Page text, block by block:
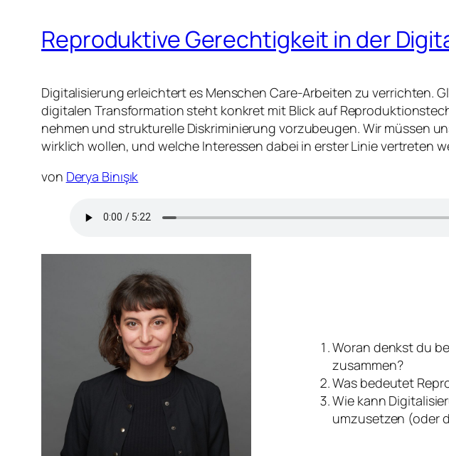
Reproduktive Gerechtigkeit in der
Digitalisierung erleichtert es Menschen Care-Arbeiten zu verrichten.
digitalen Transformation steht konkret mit Blick auf
nehmen und strukturelle Diskriminierung vorzubeugen. Wir müssen
wirklich wollen, und welche Interessen dabei in erster Linie vertreten
von Derya Binışık
Woran denkst du
zusammen?
Was bedeutet
Wie kann
umzusetzen (oder